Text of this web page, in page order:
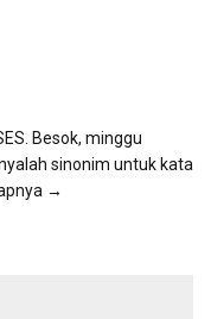
Besok, minggu
sinonim untuk kata
→